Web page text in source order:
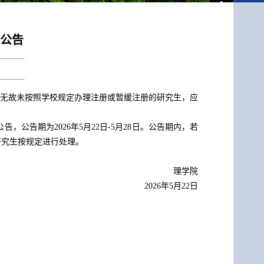
告
故未按照学校规定办理注册或暂缓注册的研究生，应
，公告期为2026年5月22日-5月28日。公告期内，若
生按规定进行处理。
理学院
2026年5月22日